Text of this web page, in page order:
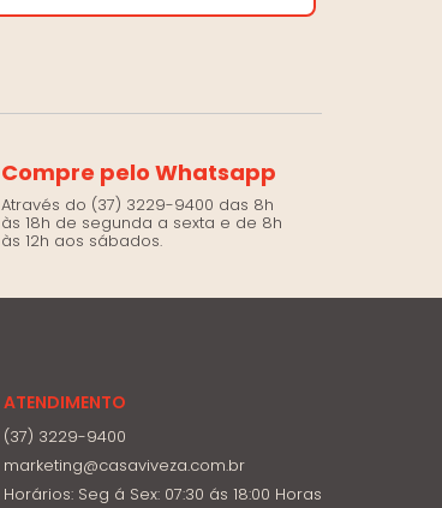
Compre pelo Whatsapp
Através do (37) 3229-9400 das 8h
às 18h de segunda a sexta e de 8h
às 12h aos sábados.
ATENDIMENTO
(37) 3229-9400
marketing@casaviveza.com.br
Horários: Seg á Sex: 07:30 ás 18:00 Horas